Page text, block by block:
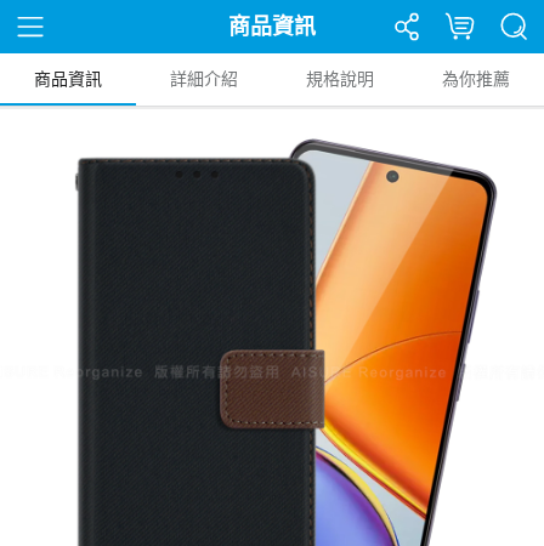
商品資訊
商品資訊 詳細介紹 規格說明 為你推薦